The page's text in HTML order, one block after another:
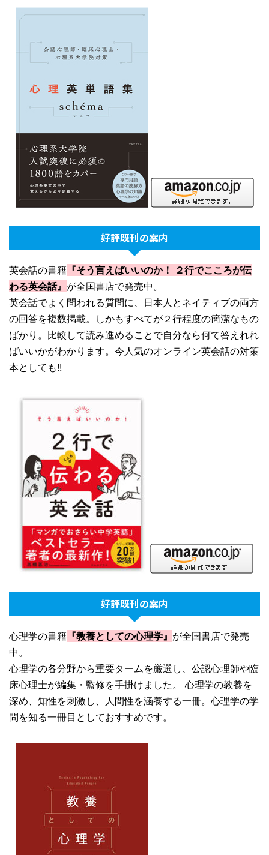
好評既刊の案内
英会話の書籍 『そう言えばいいのか！ ２行でこころが伝
わる英会話』 が全国書店で発売中。
英会話でよく問われる質問に、日本人とネイティブの両方
の回答を複数掲載。しかもすべてが２行程度の簡潔なもの
ばかり。比較して読み進めることで自分なら何て答えれれ
ばいいかがわかります。今人気のオンライン英会話の対策
本としても!!
好評既刊の案内
心理学の書籍 『教養としての心理学』 が全国書店で発売
中。
心理学の各分野から重要タームを厳選し、公認心理師や臨
床心理士が編集・監修を手掛けました。 心理学の教養を
深め、知性を刺激し、人間性を涵養する一冊。心理学の学
問を知る一冊目としておすすめです。